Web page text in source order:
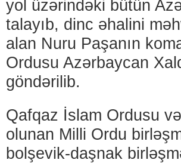
yol üzərindəki bütün
talayıb, dinc əhalini
alan Nuru Paşanın
Ordusu Azərbaycan
göndərilib.
Qafqaz İslam Ordusu
olunan Milli Ordu
bolşevik-daşnak